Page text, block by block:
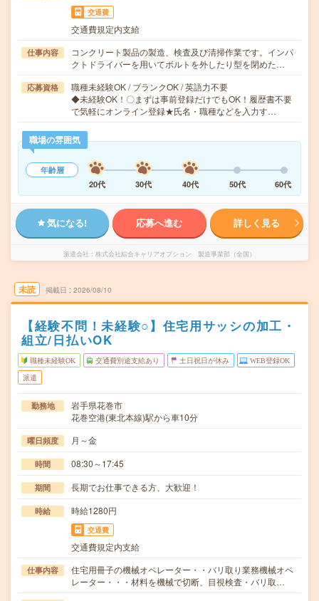
交通費
交通費規定内支給
仕事内容
コンクリート製品の製造、検査及び清掃作業です。インパ
クトドライバーを用いてボルトを外したり型を閉めた…
応募資格
職種未経験OK / ブランクOK / 英語力不要
◆未経験OK！〇まずは事前登録だけでもOK！履歴書不要
で気軽にオンライン登録★氏名・職種などを入力す…
職場の雰囲気
年齢層
20代
30代 40代 50代 60代
気になる! 応募へ進む 詳しく見る
派遣会社 株式会社綜合キャリアオプション 製造事業部（全国）
未読 掲載日 2026/08/10
【経験不問！未経験○】住宅用サッシの加工・
組立/日払いOK
職種未経験OK 交通費別途支給あり 土日祝日が休み WEB登録OK
派遣
勤務地
岩手県花巻市
花巻空港(東北本線)駅から車10分
曜日頻度 月～金
時間 08:30～17:45
期間 長期でお仕事できる方、大歓迎！
時給 時給1280円
交通費
交通費規定内支給
仕事内容
住宅用冊子の機械オペレーター・・バリ取り業務機械オペ
レーター・・・材料を機械で切断、目視検査・バリ取…